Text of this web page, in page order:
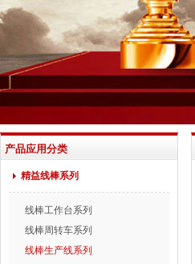
产品应用分类
精益线棒系列
线棒工作台系列
线棒周转车系列
线棒生产线系列